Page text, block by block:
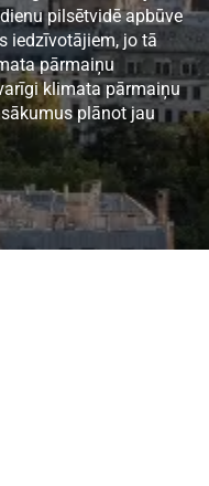
pilsētvidē apbūve
iedzīvotājiem, jo tā
pārmaiņu
klimata pārmaiņu
plānot jau